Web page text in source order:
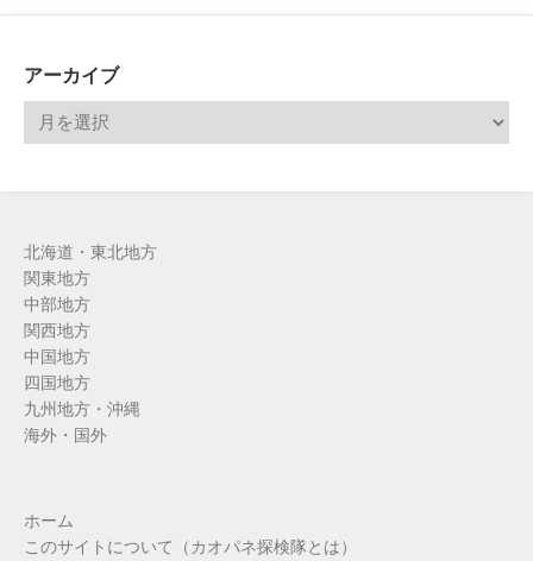
アーカイブ
北海道・東北地方
関東地方
中部地方
関西地方
中国地方
四国地方
九州地方・沖縄
海外・国外
ホーム
このサイトについて（カオパネ探検隊とは）